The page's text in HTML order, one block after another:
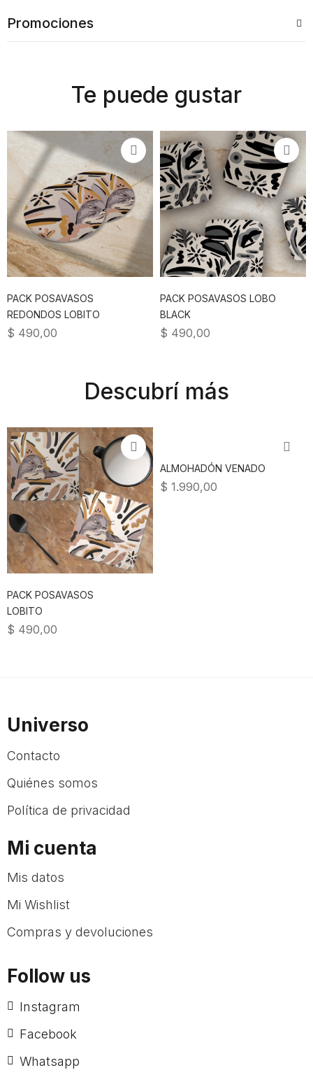
Promociones
Te puede gustar
PACK POSAVASOS
REDONDOS LOBITO
$ 490,00
PACK POSAVASOS LOBO
BLACK
$ 490,00
Descubrí más
PACK POSAVASOS
LOBITO
$ 490,00
ALMOHADÓN VENADO
$ 1.990,00
Universo
Contacto
Quiénes somos
Política de privacidad
Mi cuenta
Mis datos
Mi Wishlist
Compras y devoluciones
Follow us
Instagram
Facebook
Whatsapp